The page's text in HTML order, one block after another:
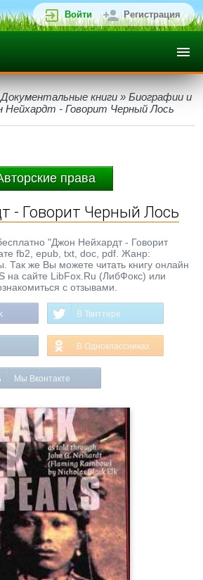
Войти Регистрация
Документальные книги » Биографии и
Нейхардт - Говорит Черный Лось
права
- Говорит Черный Лось
"Джон Нейхардт - Говорит
fb2, epub, txt, doc, pdf. Жанр:
же Вы можете читать книгу онлайн
на сайте LibFox.Ru (ЛибФокс) или
с отзывами.
В Твиттере
В Одноклассниках
Мы Вконтакте